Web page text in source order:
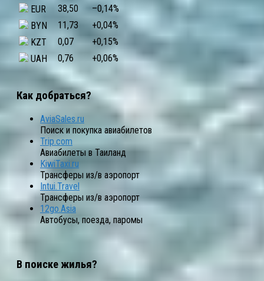
EUR
38,50 –0,14%
BYN
11,73 +0,04%
KZT
0,07 +0,15%
UAH
0,76 +0,06%
Как добраться?
AviaSales.ru
Поиск и покупка авиабилетов
Trip.com
Авиабилеты в Таиланд
KiwiTaxi.ru
Трансферы из/в аэропорт
Intui.Travel
Трансферы из/в аэропорт
12go.Asia
Автобусы, поезда, паромы
В поиске жилья?